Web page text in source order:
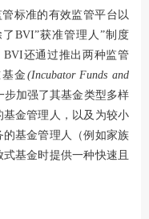
标准的有效监管平台以
BVI”获准管理人”制度
BVI还通过推出两种监管
金(Incubator Funds and
步加强了其基金类型多样
金管理人，以及为较小
基金管理人（例如家族
基金时提供一种快速且